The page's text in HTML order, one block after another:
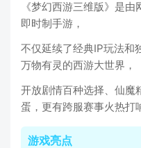
《梦幻西游三维版》是
即时制手游，
不仅延续了经典IP玩法和
万物有灵的西游大世界，
开放剧情百种选择、仙魔
蛋，更有跨服赛事火热打
游戏亮点